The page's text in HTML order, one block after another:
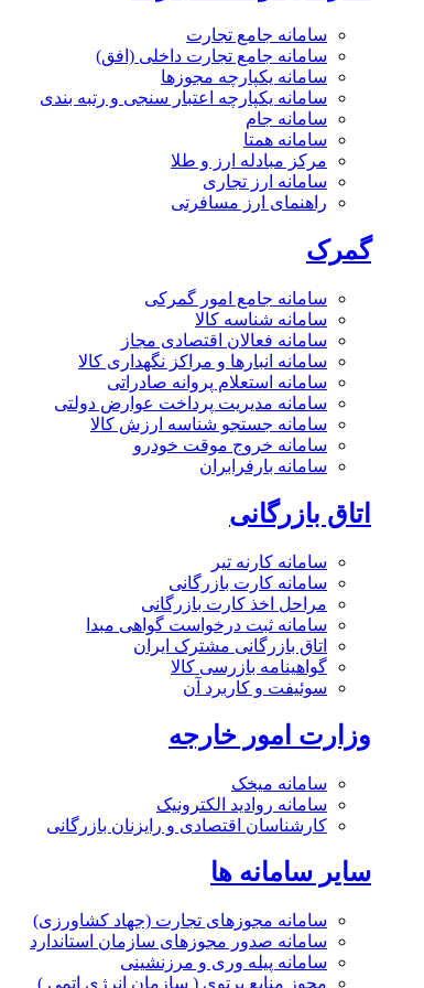
سامانه جامع تجارت
سامانه جامع تجارت داخلی (افق)
سامانه یکپارچه مجوزها
سامانه یکپارچه اعتبار سنجی و رتبه بندی
سامانه جام
سامانه همتا
مرکز مبادله ارز و طلا
سامانه ارز تجاری
راهنمای ارز مسافرتی
گمرک
سامانه جامع امور گمرکی
سامانه شناسه کالا
سامانه فعالان اقتصادی مجاز
سامانه انبارها و مراکز نگهداری کالا
سامانه استعلام پروانه صادراتی
سامانه مدیریت پرداخت عوارض دولتی
سامانه جستجو شناسه ارزش کالا
سامانه خروج موقت خودرو
سامانه بارفرابران
اتاق بازرگانی
سامانه کارنه تیر
سامانه کارت بازرگانی
مراحل اخذ کارت بازرگانی
سامانه ثبت درخواست گواهی مبدا
اتاق بازرگانی مشترک ایران
گواهینامه بازرسی کالا
سوئیفت و کاربرد آن
وزارت امور خارجه
سامانه میخک
سامانه روادید الکترونیک
کارشناسان اقتصادی و رایزنان بازرگانی
سایر سامانه ها
سامانه مجوزهای تجارت (جهاد کشاورزی)
سامانه صدور مجوزهای سازمان استاندارد
سامانه پیله وری و مرزنشینی
مجوز منابع پرتوی ( سازمان انرژی اتمی )